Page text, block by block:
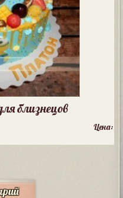
близнецов
Цена: